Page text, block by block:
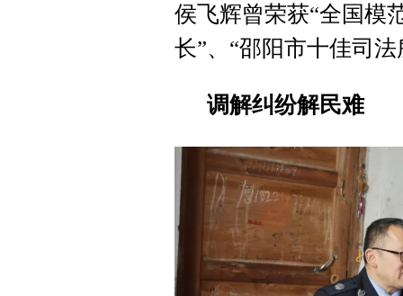
侯飞辉曾荣获“全国模
长”、“邵阳市十佳司
调解纠纷解民难